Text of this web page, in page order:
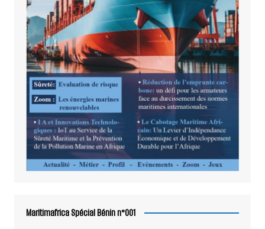
Maritimafrica Spécial Bénin n°001